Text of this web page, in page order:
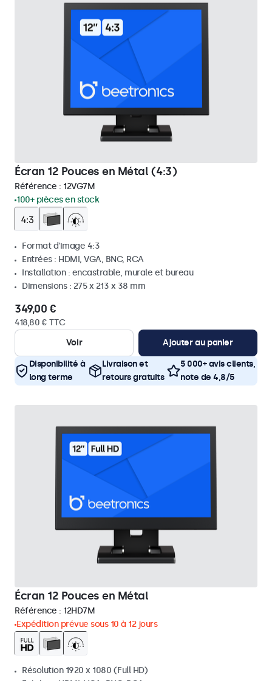
Écran 12 Pouces en Métal (4:3)
Référence : 12VG7M
100+ pièces en stock
Format d'image 4:3
Entrées : HDMI, VGA, BNC, RCA
Installation : encastrable, murale et bureau
Dimensions : 275 x 213 x 38 mm
349,00 €
418,80 € TTC
Voir
Ajouter au panier
Disponibilité à
long terme
Livraison et
retours gratuits
5 000+ avis clients,
note de 4,8/5
Écran 12 Pouces en Métal
Référence : 12HD7M
Expédition prévue sous 10 à 12 jours
Résolution 1920 x 1080 (Full HD)